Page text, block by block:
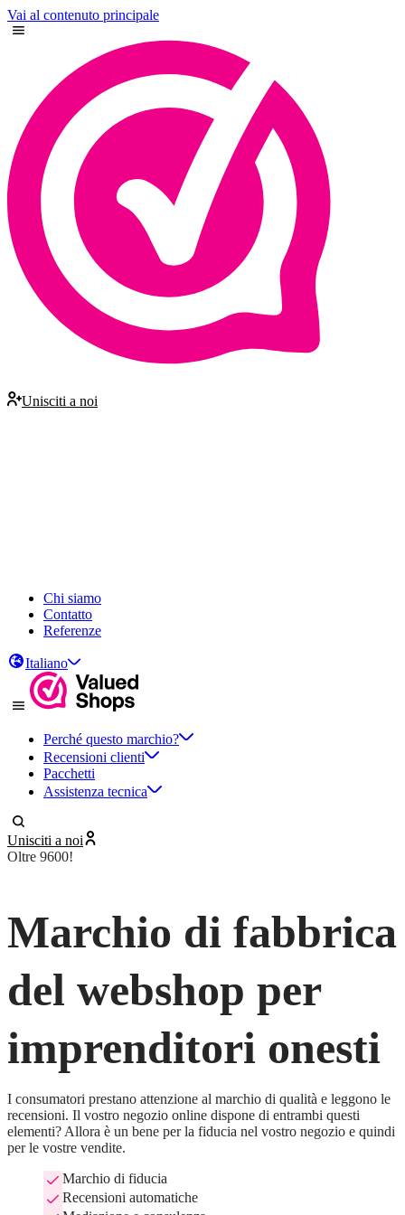
Vai al contenuto principale
Unisciti a noi
Chi siamo
Contatto
Referenze
Italiano
Perché questo marchio?
Recensioni clienti
Pacchetti
Assistenza tecnica
Unisciti a noi
Oltre 9600!
Marchio di fabbrica
del webshop per
imprenditori onesti
I consumatori prestano attenzione al marchio di qualità e leggono le
recensioni. Il vostro negozio online dispone di entrambi questi
elementi? Allora è un bene per la fiducia nel vostro negozio e quindi
per le vostre vendite.
Marchio di fiducia
Recensioni automatiche